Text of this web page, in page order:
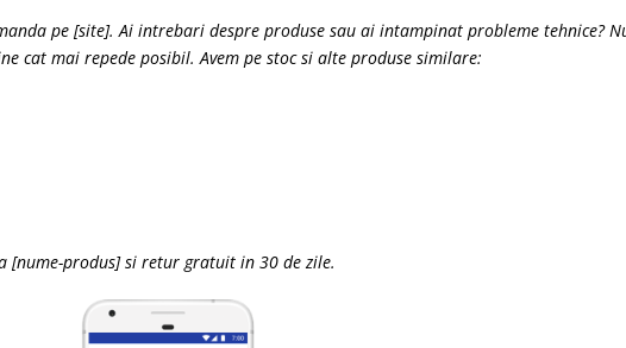
pe [site]. Ai intrebari despre produse sau ai intampinat probleme tehnice?
cat mai repede posibil. Avem pe stoc si alte produse similare:
[nume-produs] si retur gratuit in 30 de zile.